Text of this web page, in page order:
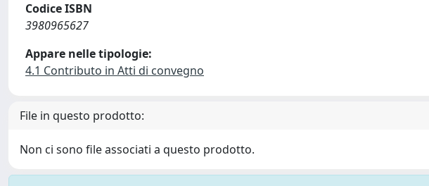
Codice ISBN
3980965627
Appare nelle tipologie:
4.1 Contributo in Atti di convegno
File in questo prodotto:
Non ci sono file associati a questo prodotto.